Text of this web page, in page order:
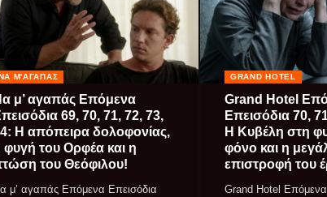
Μ'ΑΓΑΠΆΣ
μ’ αγαπάς Επόμενα
69, 70, 71, 72, 73,
Η απόπειρα δολοφονίας,
φυγή του Ορφέα και η
του Θεόφιλου!
μ’ αγαπάς Επόμενα Επεισόδια
GRAND HOTEL
Grand Hotel
Επεισόδια 70,
Η Κυβέλη στη
φόνο και η
επιστροφή του
Grand Hotel